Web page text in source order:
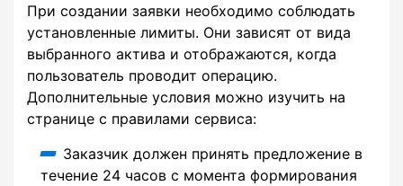
При создании заявки необходимо соблюдать
установленные лимиты. Они зависят от вида
выбранного актива и отображаются, когда
пользователь проводит операцию.
Дополнительные условия можно изучить на
странице с правилами сервиса:
Заказчик должен принять предложение в
течение 24 часов с момента формирования